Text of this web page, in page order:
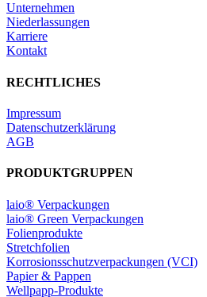
Unternehmen
Niederlassungen
Karriere
Kontakt
RECHTLICHES
Impressum
Datenschutzerklärung
AGB
PRODUKTGRUPPEN
laio® Verpackungen
laio® Green Verpackungen
Folienprodukte
Stretchfolien
Korrosionsschutzverpackungen (VCI)
Papier & Pappen
Wellpapp-Produkte